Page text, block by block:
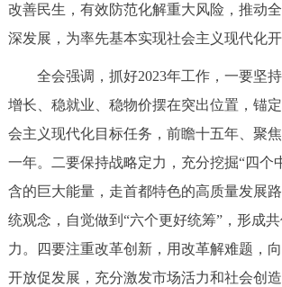
改善民生，有效防范化解重大风险，推动
深发展，为率先基本实现社会主义现代化开
全会强调，抓好2023年工作，一要坚持
增长、稳就业、稳物价摆在突出位置，锚
会主义现代化目标任务，前瞻十五年、聚
一年。二要保持战略定力，充分挖掘“四个
含的巨大能量，走首都特色的高质量发展
统观念，自觉做到“六个更好统筹”，形成
力。四要注重改革创新，用改革解难题，
开放促发展，充分激发市场活力和社会创